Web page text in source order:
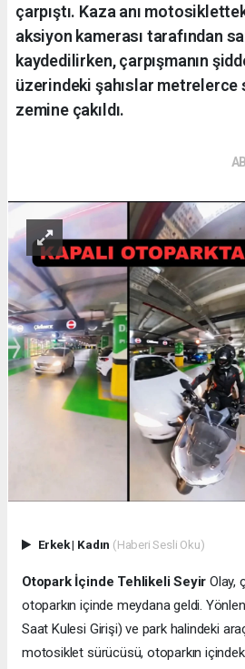
çarpıştı. Kaza anı
aksiyon kamerası tarafından
kaydedilirken, çarpışmanın
üzerindeki şahıslar metrelerce
zemine çakıldı.
Erkek| Kadın (Haberi Sesli Oku)
Otopark İçinde Tehlikeli Seyir Olay,
otoparkın içinde meydana geldi.
Saat Kulesi Girişi) ve park halindeki
motosiklet sürücüsü, otoparkın